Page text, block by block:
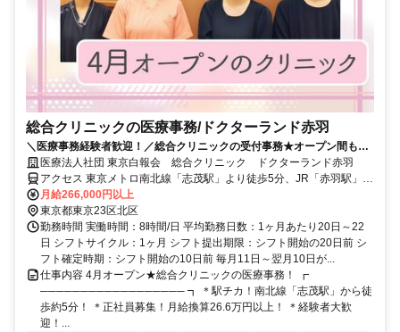
総合クリニックの医療事務/ドクターランド赤羽
＼医療事務経験者歓迎！／総合クリニックの受付事務★オープン間もな
いキレイな職場♪面接1回♪
医療法人社団 東京白報会 総合クリニック ドクターランド赤羽
アクセス 東京メトロ南北線「志茂駅」より徒歩5分、JR「赤羽駅」よ
り徒歩15分、都営バス「北車庫前」停留所より徒歩3分
月給266,000円以上
東京都東京23区北区
勤務時間 実働時間：8時間/日 平均勤務日数：1ヶ月あたり20日～22
日 シフトサイクル：1ヶ月 シフト提出期限：シフト開始の20日前 シ
フト確定時期：シフト開始の10日前 毎月11日～翌月10日が...
仕事内容 4月オープン★総合クリニックの医療事務！ ┏
────────────────── ┓ ＊駅チカ！南北線「志茂駅」から徒
歩約5分！ ＊正社員募集！月給換算26.6万円以上！ ＊経験者大歓
迎！...